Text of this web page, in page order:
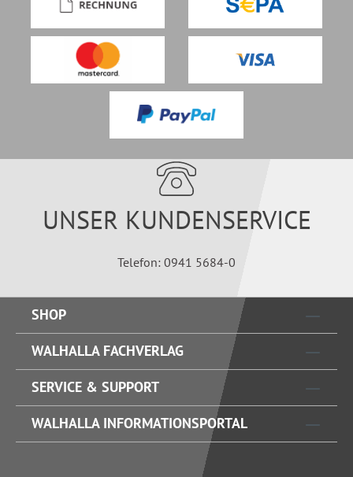
UNSER KUNDENSERVICE
Telefon: 0941 5684-0
SHOP
WALHALLA FACHVERLAG
SERVICE & SUPPORT
WALHALLA INFORMATIONSPORTAL